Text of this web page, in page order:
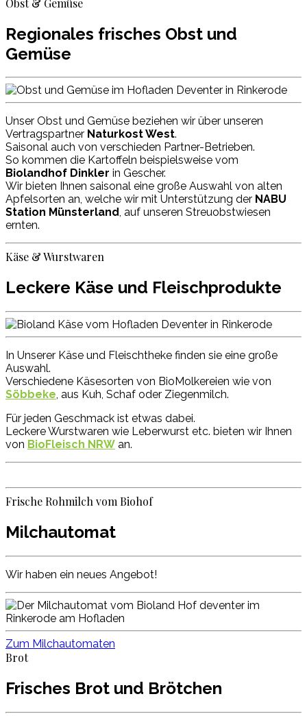
Regionales frisches Obst und
Gemüse
Unser Obst und Gemüse beziehen wir über unseren
Vertragspartner Naturkost West.
Saisonal auch von verschieden Partner-Betrieben.
So kommen die Kartoffeln beispielsweise vom
Biolandhof Dinkler in Gescher.
Wir bieten Ihnen saisonal eine große Auswahl von alten
Apfelsorten an, welche wir mit Unterstützung der NABU
Station Münsterland, auf unseren Streuobstwiesen
ernten.
Käse & Wurstwaren
Leckere Käse und Fleischprodukte
In Unserer Käse und Fleischtheke finden sie eine große
Auswahl.
Verschiedene Käsesorten von BioMolkereien wie von
Söbbeke, aus Kuh, Schaf oder Ziegenmilch.
Für jeden Geschmack ist etwas dabei.
Leckere Wurstwaren wie Leberwurst etc. bieten wir Ihnen
von BioFleisch NRW an.
Frische Rohmilch vom Biohof
Milchautomat
Wir haben ein neues Angebot!
Zum Milchautomaten
Brot
Frisches Brot und Brötchen